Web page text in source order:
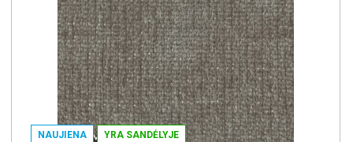
NAUJIENA YRA SANDĖLYJE